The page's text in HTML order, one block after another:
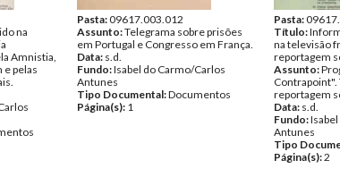
na
Amnistia,
pelas
Pasta:09617.003.012
Assunto:Telegrama sobre prisões
em Portugal e Congresso em França.
Data: s.d.
Fundo:Isabel do Carmo/Carlos
Antunes
Tipo Documental:Documentos
Página(s): 1
Pasta:
Título:
na televisão
reportagem
Assunto:
Contrapoint".
reportagem
Data: s.d.
Fundo:
Antunes
Tipo
Página(s):2